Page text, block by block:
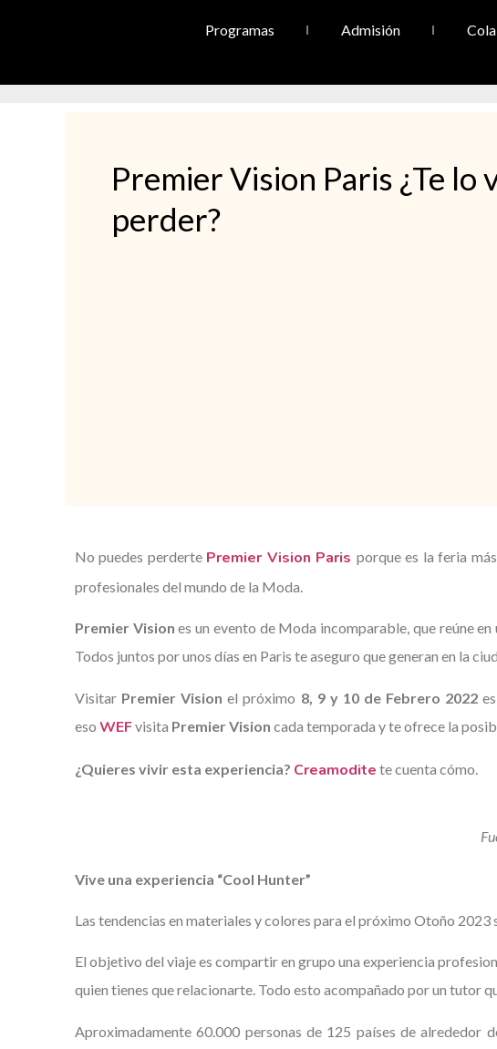
Programas Admisión
Premier Vision Paris ¿Te lo
perder?
No puedes perderte Premier Vision Paris porque es la feria
profesionales del mundo de la Moda.
Premier Vision es un evento de Moda incomparable, que reúne
Todos juntos por unos días en Paris te aseguro que generan en la
Visitar Premier Vision el próximo 8, 9 y 10 de Febrero 2022
eso WEFvisita Premier Vision cada temporada y te ofrece la
¿Quieres vivir esta experiencia? Creamodite te cuenta cómo.
Vive una experiencia “Cool Hunter”
Las tendencias en materiales y colores para el próximo Otoño
El objetivo del viaje es compartir en grupo una experiencia
quien tienes que relacionarte. Todo esto acompañado por un tutor
Aproximadamente 60.000 personas de 125 países de alrededor